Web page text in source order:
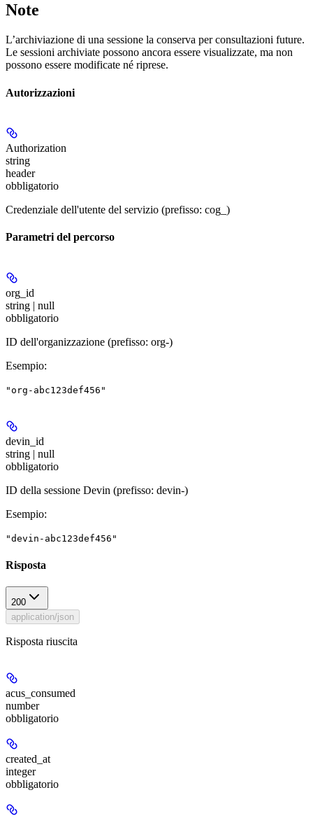
Note
L’archiviazione di una sessione la conserva per consultazioni future.
Le sessioni archiviate possono ancora essere visualizzate, ma non
possono essere modificate né riprese.
Autorizzazioni
Authorization
string
header
obbligatorio
Credenziale dell'utente del servizio (prefisso: cog_)
Parametri del percorso
org_id
string | null
obbligatorio
ID dell'organizzazione (prefisso: org-)
Esempio:
"org-abc123def456"
devin_id
string | null
obbligatorio
ID della sessione Devin (prefisso: devin-)
Esempio:
"devin-abc123def456"
Risposta
200
application/json
Risposta riuscita
acus_consumed
number
obbligatorio
created_at
integer
obbligatorio